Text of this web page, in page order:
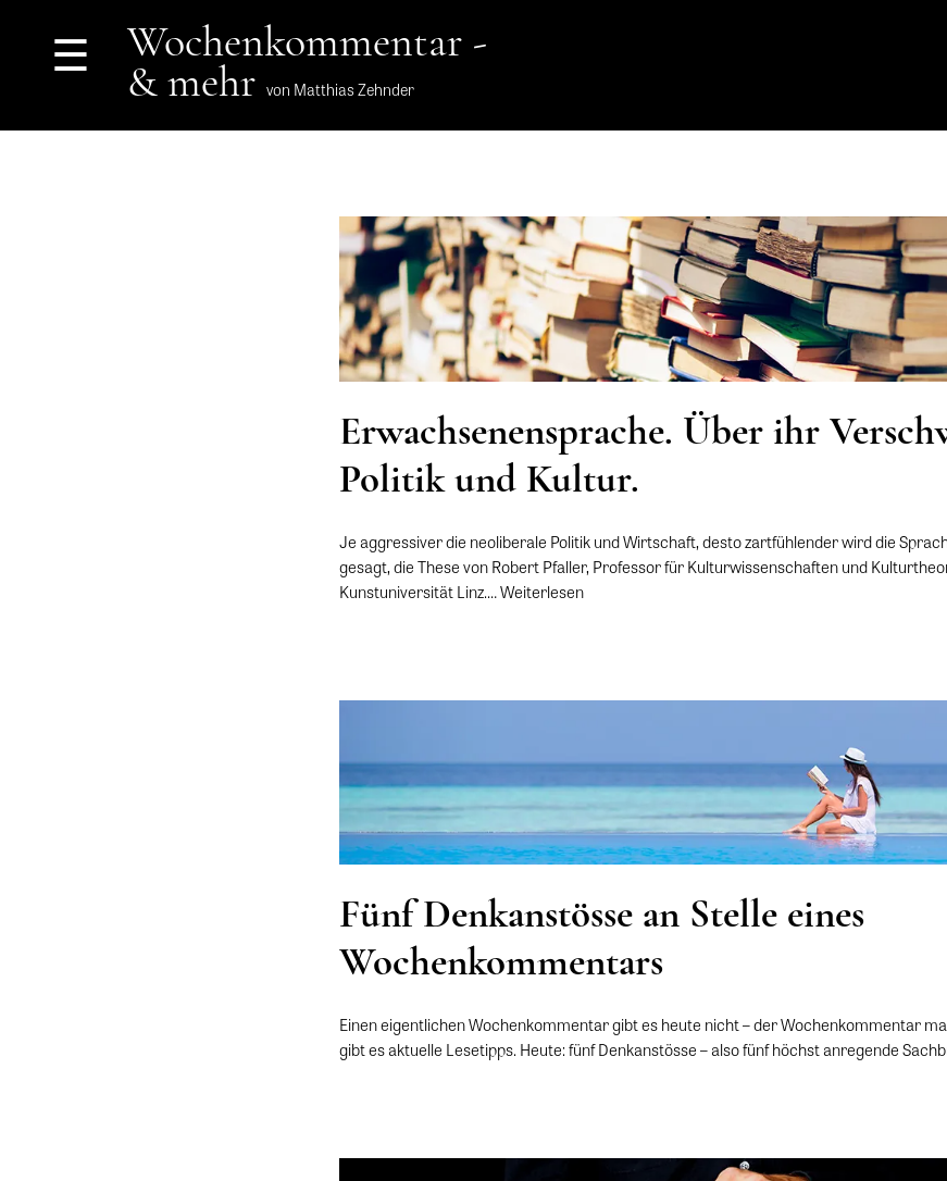
☰ Wochenkommentar -
& mehr von Matthias Zehnder
Erwachsenensprache. Über ihr
Politik und Kultur.
Je aggressiver die neoliberale Politik und Wirtschaft, desto zartfühlender wird die
gesagt, die These von Robert Pfaller, Professor für Kulturwissenschaften und
Kunstuniversität Linz.…Weiterlesen
Fünf Denkanstösse an Stelle eines
Wochenkommentars
Einen eigentlichen Wochenkommentar gibt es heute nicht – der Wochenkommentar
gibt es aktuelle Lesetipps. Heute: fünf Denkanstösse – also fünf höchst anregende